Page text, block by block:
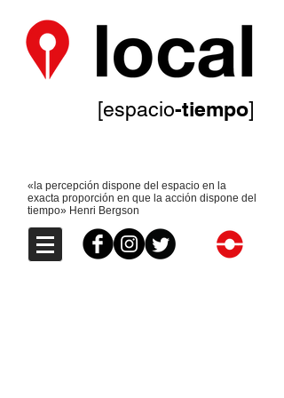
[espacio-tiempo]
«la percepción dispone del espacio en la
exacta proporción en que la acción dispone del
tiempo» Henri Bergson